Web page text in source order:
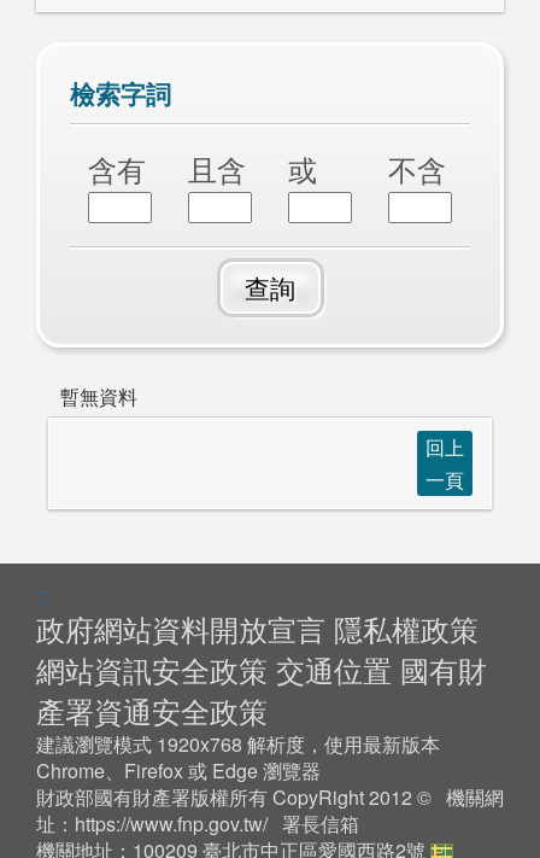
檢索字詞
含有 且含 或 不含
查詢
暫無資料
回上
一頁
:::
政府網站資料開放宣言 隱私權政策
網站資訊安全政策 交通位置 國有財
產署資通安全政策
建議瀏覽模式 1920x768 解析度，使用最新版本
Chrome、Firefox 或 Edge 瀏覽器
財政部國有財產署版權所有 CopyRight 2012 © 機關網
址： https://www.fnp.gov.tw/ 署長信箱
機關地址：100209 臺北市中正區愛國西路2號